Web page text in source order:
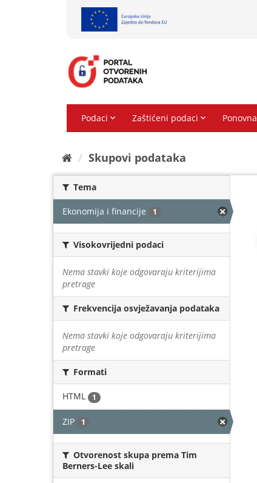
Skupovi podаtаkа
Tema
Ekonomija i financije 1
Visokovrijedni podaci
Nema stavki koje odgovaraju kriterijima
pretrage
Frekvencija osvježavanja podataka
Nema stavki koje odgovaraju kriterijima
pretrage
Formati
HTML 1
ZIP 1
Otvorenost skupa prema Tim
Berners-Lee skali